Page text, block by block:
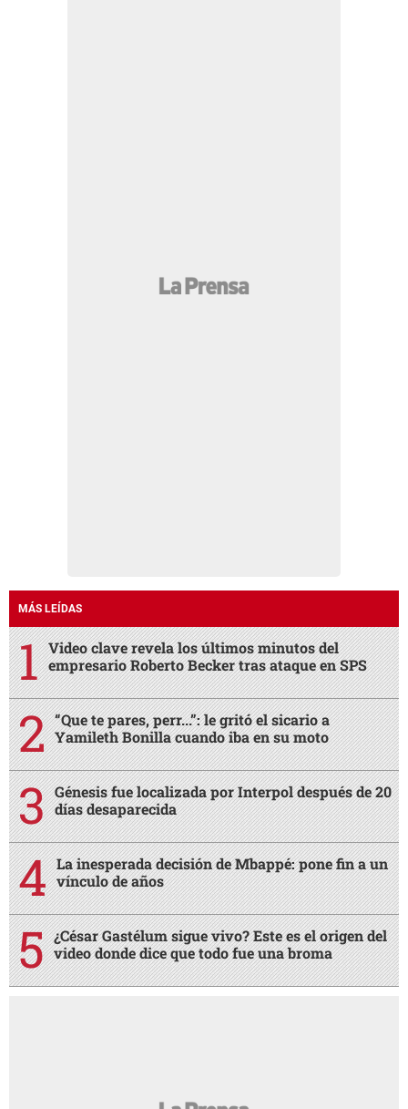
MÁS LEÍDAS
Video clave revela los últimos minutos del
empresario Roberto Becker tras ataque en SPS
“Que te pares, perr...”: le gritó el sicario a
Yamileth Bonilla cuando iba en su moto
Génesis fue localizada por Interpol después de 20
días desaparecida
La inesperada decisión de Mbappé: pone fin a un
vínculo de años
¿César Gastélum sigue vivo? Este es el origen del
video donde dice que todo fue una broma